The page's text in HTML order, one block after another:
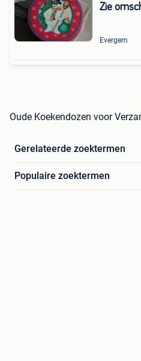
Zie
Evergem
Oude Koekendozen voor
Gerelateerde zoektermen
Populaire zoektermen